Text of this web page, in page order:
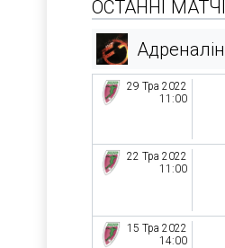
ОСТАННІ МАТЧІ
Адреналін
29 Тра 2022
11:00
22 Тра 2022
11:00
15 Тра 2022
14:00